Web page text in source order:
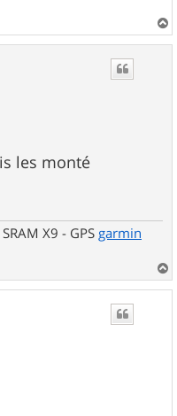
a
les monté
X9 - GPS garmin
a